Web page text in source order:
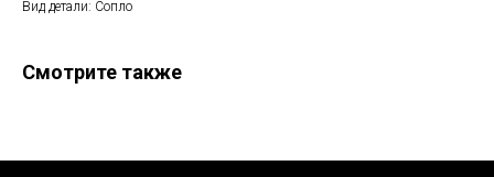
Вид детали: Сопло
Смотрите также